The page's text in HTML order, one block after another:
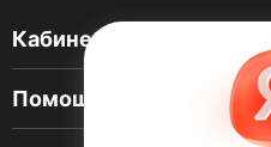
Кабинет покупателя
Помощь покупателю